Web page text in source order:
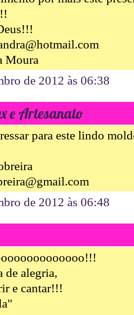
Moura
de 2012 às 06:38
e Artesanato
para este lindo
de 2012 às 06:48
de alegria,
e cantar!!!